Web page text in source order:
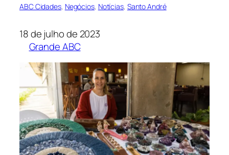
ABC Cidades, Negócios, Notícias, Santo André
18 de julho de 2023
Grande ABC